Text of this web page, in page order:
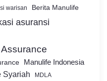
warisan Berita Manulife
asuransi
Manulife Indonesia
Syariah MDLA